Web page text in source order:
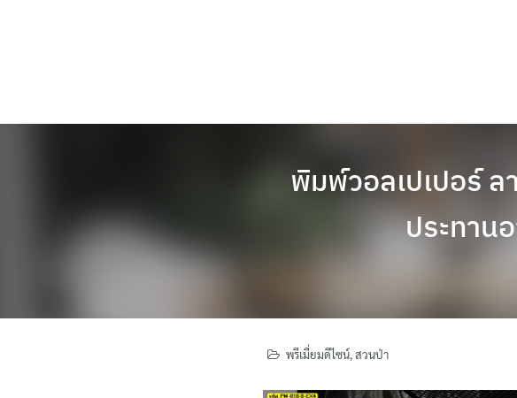
พิมพ์วอลเปเปอร์
ประทาน
พรีเมี่ยมดีไซน์,สวนป่า